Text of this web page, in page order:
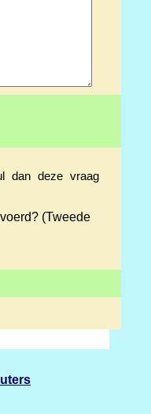
dan deze vraag
(Tweede